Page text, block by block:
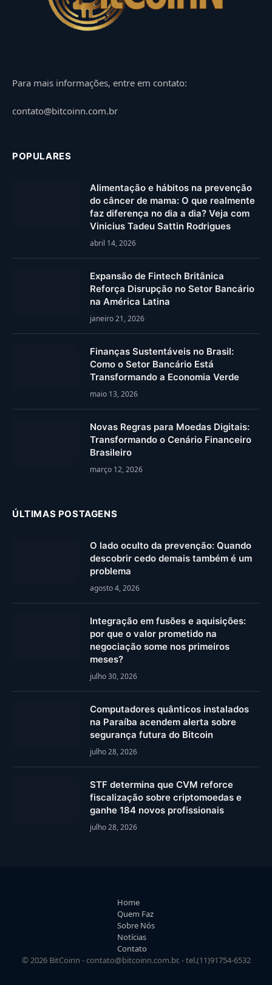
Para mais informações, entre em contato:
contato@bitcoinn.com.br
POPULARES
Alimentação e hábitos na prevenção
do câncer de mama: O que realmente
faz diferença no dia a dia? Veja com
Vinicius Tadeu Sattin Rodrigues
abril 14, 2026
Expansão de Fintech Britânica
Reforça Disrupção no Setor Bancário
na América Latina
janeiro 21, 2026
Finanças Sustentáveis no Brasil:
Como o Setor Bancário Está
Transformando a Economia Verde
maio 13, 2026
Novas Regras para Moedas Digitais:
Transformando o Cenário Financeiro
Brasileiro
março 12, 2026
ÚLTIMAS POSTAGENS
O lado oculto da prevenção: Quando
descobrir cedo demais também é um
problema
agosto 4, 2026
Integração em fusões e aquisições:
por que o valor prometido na
negociação some nos primeiros
meses?
julho 30, 2026
Computadores quânticos instalados
na Paraíba acendem alerta sobre
segurança futura do Bitcoin
julho 28, 2026
STF determina que CVM reforce
fiscalização sobre criptomoedas e
ganhe 184 novos profissionais
julho 28, 2026
Home
Quem Faz
Sobre Nós
Notícias
Contato
© 2026 BitCoinn -contato@bitcoinn.com.br. - tel.(11)91754-6532